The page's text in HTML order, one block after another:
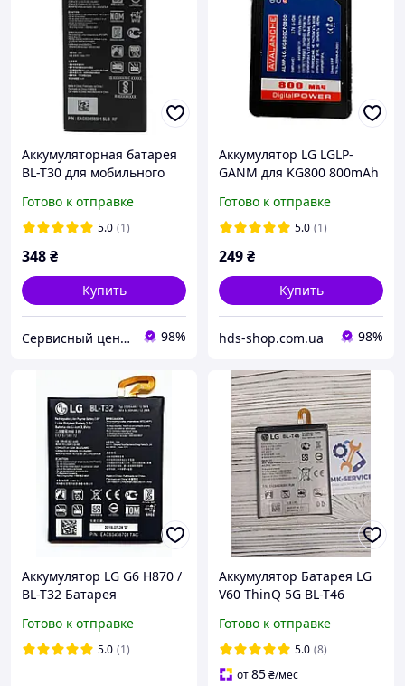
Аккумуляторная батарея
BL-T30 для мобильного
Power 2
Готово к отправке
5.0 (1)
348₴
Купить
Сервисный центр Экран 98%
Аккумулятор LG LGLP-
GANM для KG800 800mAh
Готово к отправке
5.0 (1)
249₴
Купить
hds-shop.com.ua 98%
Аккумулятор LG G6 H870 /
BL-T32 Батарея
Готово к отправке
5.0 (1)
Аккумулятор Батарея LG
V60 ThinQ 5G BL-T46
Готово к отправке
5.0 (8)
от85₴/мес